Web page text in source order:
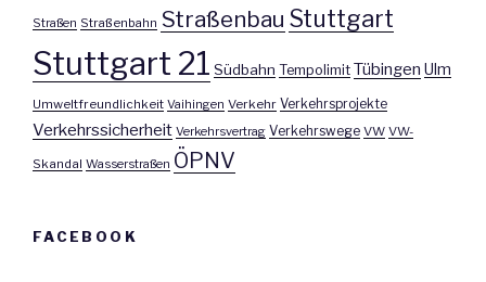
Straßen Straßenbahn Straßenbau Stuttgart
Stuttgart 21 Südbahn Tempolimit Tübingen Ulm
Umweltfreundlichkeit Vaihingen Verkehr Verkehrsprojekte
Verkehrssicherheit Verkehrsvertrag Verkehrswege VW VW-
Skandal Wasserstraßen ÖPNV
FACEBOOK